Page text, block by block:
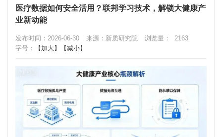
医疗数据如何安全活用？联邦学习技术，解锁大健康产
业新动能
发布时间：2026-06-30 来源：新质研究院 浏览量：
2163
字号：
【加大】 【减小】